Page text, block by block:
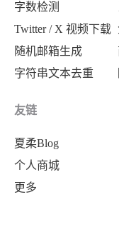
字数检测
Twitter / X 视频下载
随机邮箱生成
字符串文本去重
友链
夏柔Blog
个人商城
更多